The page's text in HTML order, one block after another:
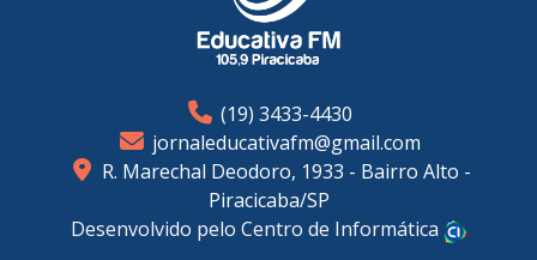
(19) 3433-4430
jornaleducativafm@gmail.com
R. Marechal Deodoro, 1933 - Bairro Alto -
Piracicaba/SP
Desenvolvido pelo Centro de Informática